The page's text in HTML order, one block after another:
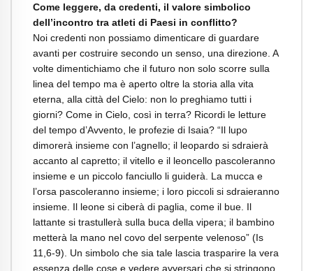
Come leggere, da credenti, il valore simbolico
dell’incontro tra atleti di Paesi in conflitto?
Noi credenti non possiamo dimenticare di guardare
avanti per costruire secondo un senso, una direzione. A
volte dimentichiamo che il futuro non solo scorre sulla
linea del tempo ma è aperto oltre la storia alla vita
eterna, alla città del Cielo: non lo preghiamo tutti i
giorni? Come in Cielo, così in terra? Ricordi le letture
del tempo d’Avvento, le profezie di Isaia? “Il lupo
dimorerà insieme con l’agnello; il leopardo si sdraierà
accanto al capretto; il vitello e il leoncello pascoleranno
insieme e un piccolo fanciullo li guiderà. La mucca e
l’orsa pascoleranno insieme; i loro piccoli si sdraieranno
insieme. Il leone si ciberà di paglia, come il bue. Il
lattante si trastullerà sulla buca della vipera; il bambino
metterà la mano nel covo del serpente velenoso” (Is
11,6-9). Un simbolo che sia tale lascia trasparire la vera
essenza delle cose e vedere avversari che si stringono